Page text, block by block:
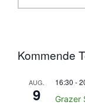
Kommende
AUG.
9
16:30 -
Grazer